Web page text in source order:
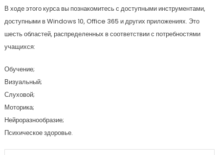
В ходе этого курса вы познакомитесь с доступными инструментами,
доступными в Windows 10, Office 365 и других приложениях. Это
шесть областей, распределенных в соответствии с потребностями
учащихся:
Обучение;
Визуальный;
Слуховой;
Моторика;
Нейроразнообразие;
Психическое здоровье.